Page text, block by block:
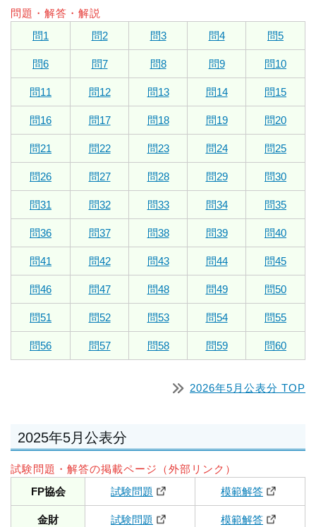
問題・解答・解説
問1
問2 問3 問4 問5
問6 問7 問8 問9 問10
問11 問12 問13 問14 問15
問16 問17 問18 問19 問20
問21 問22 問23 問24 問25
問26 問27 問28 問29 問30
問31 問32 問33 問34 問35
問36 問37 問38 問39 問40
問41 問42 問43 問44 問45
問46 問47 問48 問49 問50
問51 問52 問53 問54 問55
問56 問57 問58 問59 問60
2026年5月公表分 TOP
2025年5月公表分
試験問題・解答の掲載ページ（外部リンク）
FP協会
試験問題 模範解答
金財 試験問題 模範解答